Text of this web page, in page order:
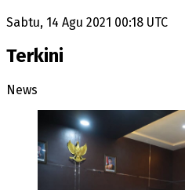
Sabtu, 14 Agu 2021 00:18 UTC
Terkini
News